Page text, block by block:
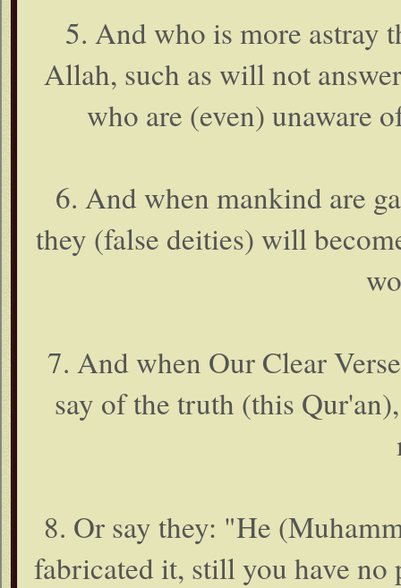
5. And who is more astray
Allah, such as will not
who are (even) unaware
6. And when mankind are
they (false deities) will
7. And when Our Clear
say of the truth (this
8. Or say they: "He
fabricated it, still you have